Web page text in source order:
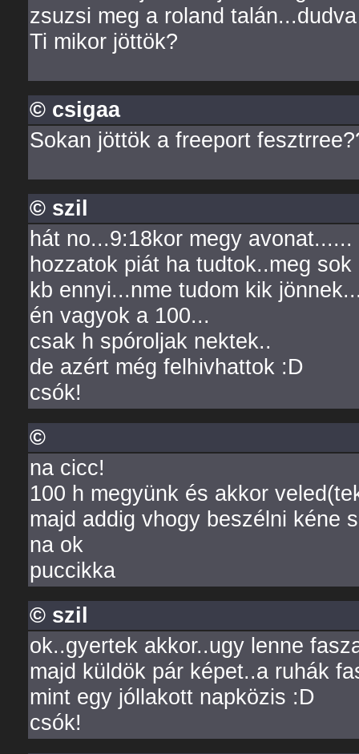
zsuzsi meg a roland
Ti mikor jöttök?
© csigaa
Sokan jöttök a freeport
© szil
hát no...9:18kor megy
hozzatok piát ha tudtok..meg
kb ennyi...nme tudom kik
én vagyok a 100...
csak h spóroljak nektek..
de azért még felhivhattok :D
csók!
©
na cicc!
100 h megyünk és akkor
majd addig vhogy beszélni kéne
na ok
puccikka
© szil
ok..gyertek akkor..ugy lenne
majd küldök pár képet..a ruhák
mint egy jóllakott napközis :D
csók!